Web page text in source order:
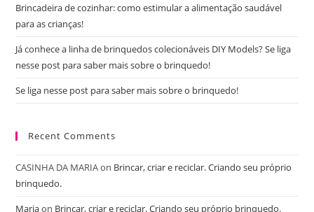
Brincadeira de cozinhar: como estimular a alimentação saudável
para as crianças!
Já conhece a linha de brinquedos colecionáveis DIY Models? Se liga
nesse post para saber mais sobre o brinquedo!
Se liga nesse post para saber mais sobre o brinquedo!
Recent Comments
CASINHA DA MARIAon Brincar, criar e reciclar. Criando seu próprio
brinquedo.
Mariaon Brincar, criar e reciclar. Criando seu próprio brinquedo.